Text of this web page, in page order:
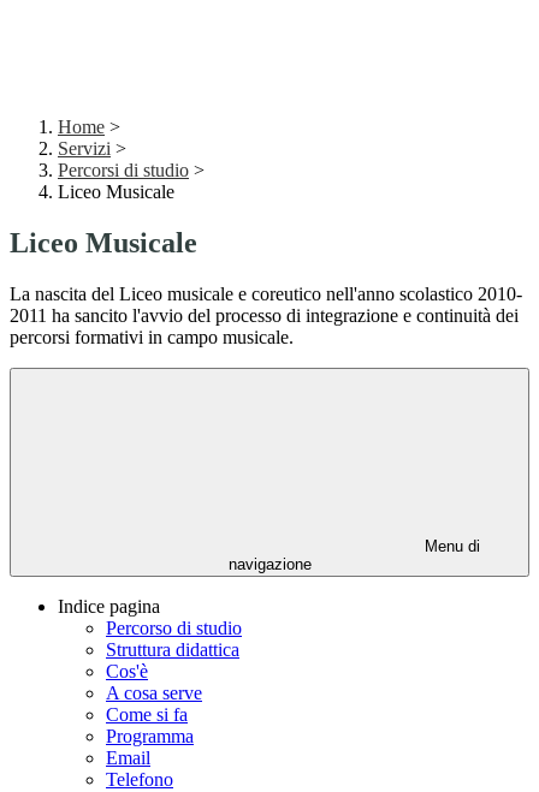
Home >
Servizi >
Percorsi di studio >
Liceo Musicale
Liceo Musicale
La nascita del Liceo musicale e coreutico nell'anno scolastico 2010-
2011 ha sancito l'avvio del processo di integrazione e continuità dei
percorsi formativi in campo musicale.
Menu di
navigazione
Indice pagina
Percorso di studio
Struttura didattica
Cos'è
A cosa serve
Come si fa
Programma
Email
Telefono